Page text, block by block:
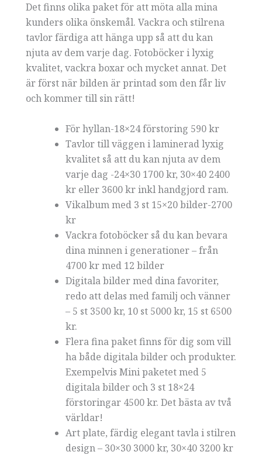
Det finns olika paket för att möta alla mina
kunders olika önskemål. Vackra och stilrena
tavlor färdiga att hänga upp så att du kan
njuta av dem varje dag. Fotoböcker i lyxig
kvalitet, vackra boxar och mycket annat. Det
är först när bilden är printad som den får liv
och kommer till sin rätt!
För hyllan-18×24 förstoring 590 kr
Tavlor till väggen i laminerad lyxig
kvalitet så att du kan njuta av dem
varje dag -24×30 1700 kr, 30×40 2400
kr eller 3600 kr inkl handgjord ram.
Vikalbum med 3 st 15×20 bilder-2700
kr
Vackra fotoböcker så du kan bevara
dina minnen i generationer – från
4700 kr med 12 bilder
Digitala bilder med dina favoriter,
redo att delas med familj och vänner
– 5 st 3500 kr, 10 st 5000 kr, 15 st 6500
kr.
Flera fina paket finns för dig som vill
ha både digitala bilder och produkter.
Exempelvis Mini paketet med 5
digitala bilder och 3 st 18×24
förstoringar 4500 kr. Det bästa av två
världar!
Art plate, färdig elegant tavla i stilren
design – 30×30 3000 kr, 30×40 3200 kr